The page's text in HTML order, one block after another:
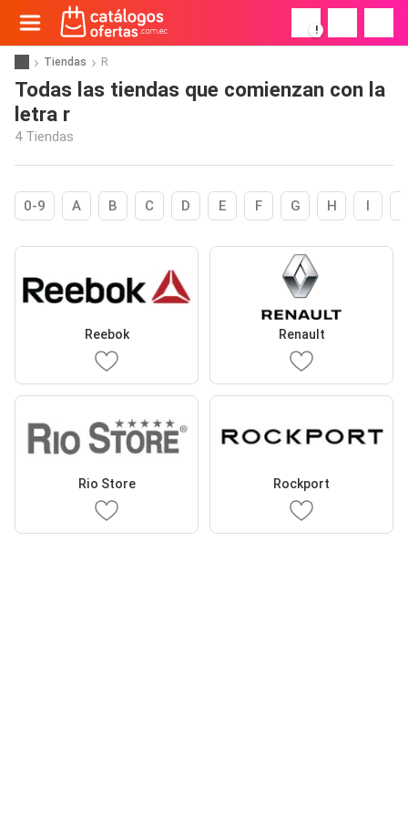
!
Tiendas R
Todas las tiendas que comienzan con la
letra r
4 Tiendas
0-9 A B C D E F G H I
Reebok Renault
Rio Store Rockport